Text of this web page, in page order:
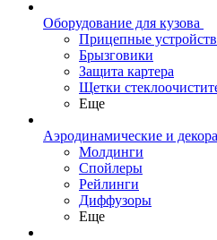
Оборудование для кузова
Прицепные
Брызговики
Защита картера
Щетки
Еще
Аэродинамические и
Молдинги
Спойлеры
Рейлинги
Диффузоры
Еще